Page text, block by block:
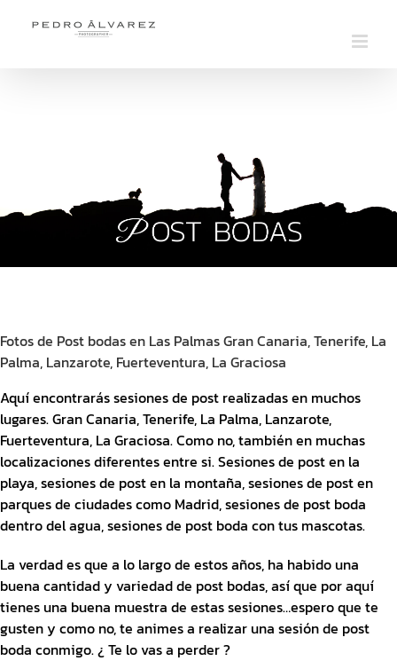
Fotos de Post bodas en Las Palmas Gran Canaria, Tenerife, La
Palma, Lanzarote, Fuerteventura, La Graciosa
Aquí encontrarás sesiones de post realizadas en muchos
lugares. Gran Canaria, Tenerife, La Palma, Lanzarote,
Fuerteventura, La Graciosa. Como no, también en muchas
localizaciones diferentes entre si. Sesiones de post en la
playa, sesiones de post en la montaña, sesiones de post en
parques de ciudades como Madrid, sesiones de post boda
dentro del agua, sesiones de post boda con tus mascotas.
La verdad es que a lo largo de estos años, ha habido una
buena cantidad y variedad de post bodas, así que por aquí
tienes una buena muestra de estas sesiones…espero que te
gusten y como no, te animes a realizar una sesión de post
boda conmigo. ¿ Te lo vas a perder ?